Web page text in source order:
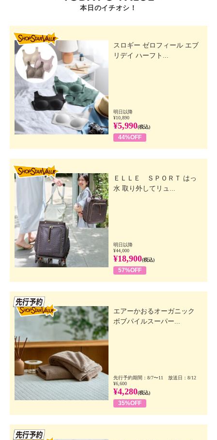
本日のイチオシ！
スロギー ゼロフィール エブ
リデイ ハーフト...
明日以降
¥10,890
¥5,990(税込)
44%OFF
ＥＬＬＥ ＳＰＯＲＴ はっ
水 取り外してリュ...
明日以降
¥44,000
¥18,900(税込)
57%OFF
エアーかおるオーガニック
ボブパイルスーパー...
先行予約期間：8/7〜11 放送日：8/12
¥6,600
¥4,280(税込)
35%OFF